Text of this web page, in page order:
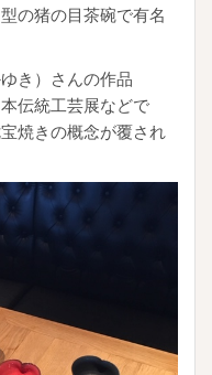
の猪の目茶碗で有名
き）さんの作品
伝統工芸展などで
焼きの概念が覆され